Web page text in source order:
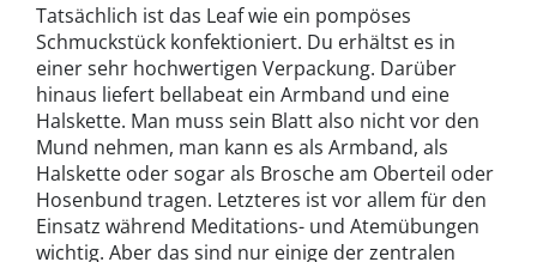
Tatsächlich ist das Leaf wie ein pompöses
Schmuckstück konfektioniert. Du erhältst es in
einer sehr hochwertigen Verpackung. Darüber
hinaus liefert bellabeat ein Armband und eine
Halskette. Man muss sein Blatt also nicht vor den
Mund nehmen, man kann es als Armband, als
Halskette oder sogar als Brosche am Oberteil oder
Hosenbund tragen. Letzteres ist vor allem für den
Einsatz während Meditations- und Atemübungen
wichtig. Aber das sind nur einige der zentralen